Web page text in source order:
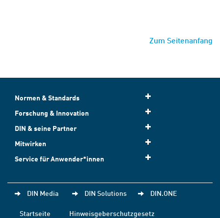
Zum Seitenanfang
Normen & Standards
Forschung & Innovation
DIN & seine Partner
Mitwirken
Service für Anwender*innen
DIN Media DIN Solutions DIN.ONE
Startseite
Hinweisgeberschutzgesetz